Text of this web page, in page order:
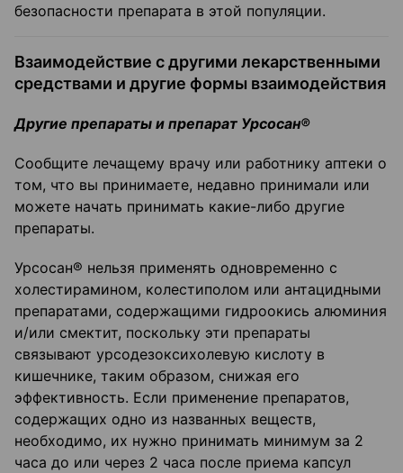
безопасности препарата в этой популяции.
Взаимодействие с другими лекарственными
средствами и другие формы взаимодействия
Другие препараты и препарат Урсосан®
Сообщите лечащему врачу или работнику аптеки о
том, что вы принимаете, недавно принимали или
можете начать принимать какие-либо другие
препараты.
Урсосан® нельзя применять одновременно с
холестирамином, колестиполом или антацидными
препаратами, содержащими гидроокись алюминия
и/или смектит, поскольку эти препараты
связывают урсодезоксихолевую кислоту в
кишечнике, таким образом, снижая его
эффективность. Если применение препаратов,
содержащих одно из названных веществ,
необходимо, их нужно принимать минимум за 2
часа до или через 2 часа после приема капсул